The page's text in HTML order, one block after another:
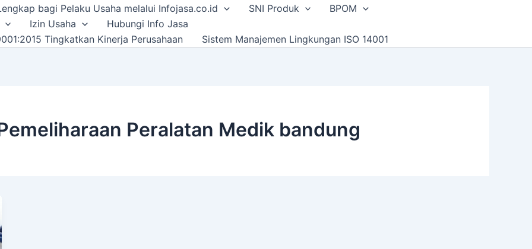
bagi Pelaku Usaha melalui Infojasa.co.id SNI Produk
BPOM
Izin Usaha
Hubungi Info Jasa
Tingkatkan Kinerja Perusahaan
Sistem Manajemen Lingkungan ISO 14001
Peralatan Medik bandung